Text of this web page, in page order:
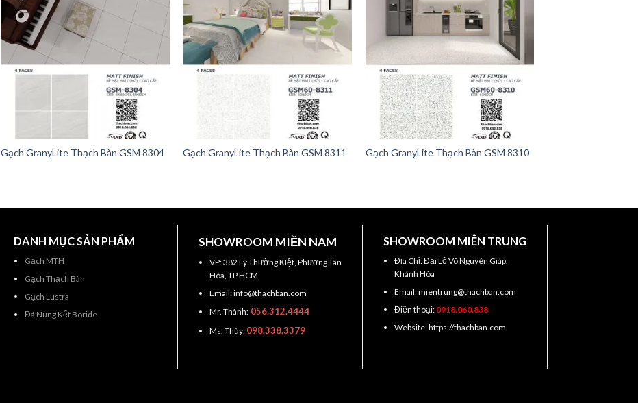
Gạch GranyLite Thạch Bàn GSM 8304 Gạch GranyLite Thạch Bàn GSM 8311 Gạch GranyLite Thạch Bàn GSM 8310
DANH MỤC SẢN PHẨM
Gạch MTH
Gạch Thạch Bàn
Gạch Lustra
Đá Nung Kết Boride
SHOWROOM MIỀN NAM
VP: 382 Lý Thường KIệt, Phương Tân
Hòa, TP.HCM
Email: info@thachban.com
Mr. Thành:056.312.4444
Ms. Thùy: 098.338.3379
SHOWROOM MIÊN TRUNG
Địa Chỉ: Đại Lộ Võ Nguyên Giáp,
Khánh Hòa
Email: mientrung@thachban.com
Điện thoại: 0918.060.838
Website: https://thachban.com